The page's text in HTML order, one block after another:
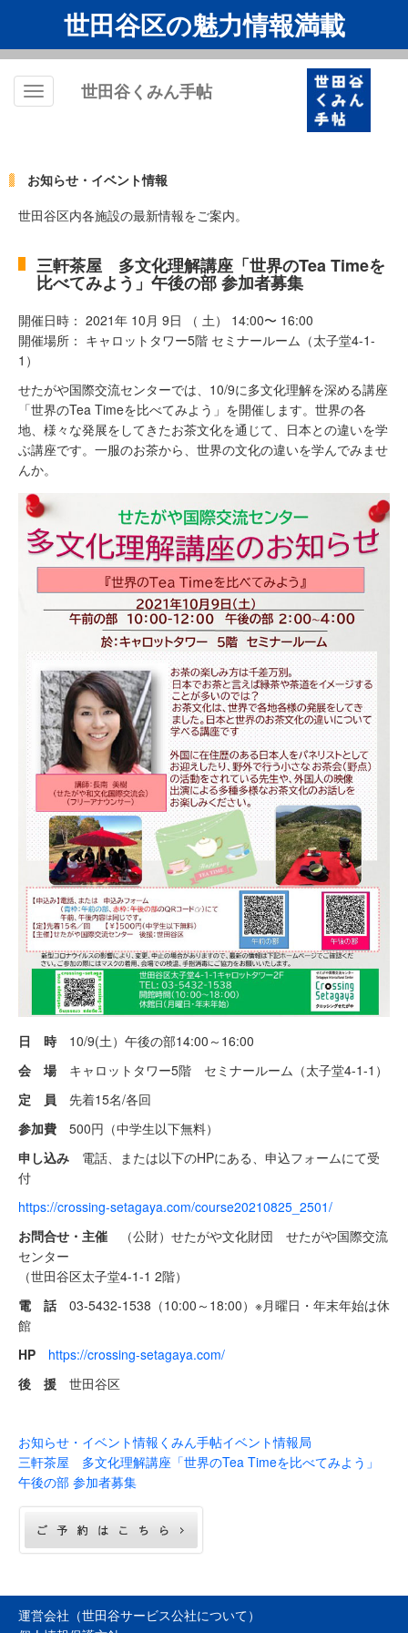
世田谷区の魅力情報満載
Toggle
世田谷くみん手帖
お知らせ・イベント情報
世田谷区内各施設の最新情報をご案内。
三軒茶屋 多文化理解講座「世界のTea Timeを
比べてみよう」午後の部 参加者募集
開催日時： 2021年 10月 9日 （ 土） 14:00〜 16:00
開催場所： キャロットタワー5階 セミナールーム（太子堂4-1-
1）
せたがや国際交流センターでは、10/9に多文化理解を深める講座
「世界のTea Timeを比べてみよう」を開催します。世界の各
地、様々な発展をしてきたお茶文化を通じて、日本との違いを学
ぶ講座です。一服のお茶から、世界の文化の違いを学んでみませ
んか。
日 時 10/9(土）午後の部14:00～16:00
会 場キャロットタワー5階 セミナールーム（太子堂4-1-1）
定 員 先着15名/各回
参加費 500円（中学生以下無料）
申し込み 電話、または以下のHPにある、申込フォームにて受
付
https://crossing-setagaya.com/course20210825_2501/
お問合せ・主催 （公財）せたがや文化財団 せたがや国際交流
センター
（世田谷区太子堂4-1-1 2階）
電 話03-5432-1538（10:00～18:00）※月曜日・年末年始は休
館
HP
https://crossing-setagaya.com/
後 援 世田谷区
お知らせ・イベント情報 くみん手帖イベント情報局
三軒茶屋 多文化理解講座「世界のTea Timeを比べてみよう」
午後の部 参加者募集
運営会社（世田谷サービス公社について）